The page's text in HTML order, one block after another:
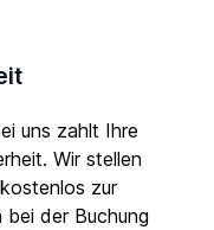
uns zahlt Ihre
Wir stellen
zur
bei der Buchung